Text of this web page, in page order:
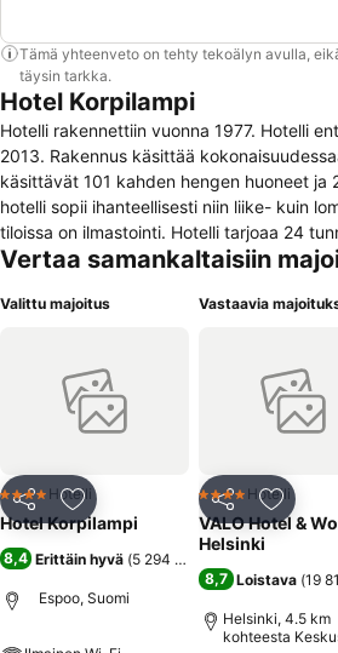
Tämä yhteenveto on tehty tekoälyn avulla,
täysin tarkka.
Hotel Korpilampi
Hotelli rakennettiin vuonna 1977. Hotelli
2013. Rakennus käsittää
käsittävät 101 kahden hengen huoneet ja
hotelli sopii ihanteellisesti niin liike- kuin
tiloissa on ilmastointi. Hotelli tarjoaa 24
Hotelli tarjoaa asiakkailleen turvallisen
säilyttämistä varten. Hotelli tarjoaa
kuuluvuus kattaa koko Hotelli. Vierailla
yhteys, jolla he voivat olla yhteydessä
oleskelevilla on käytössään
Vertaa samankaltaisiin
Valittu majoitus
Jaa Lisää suosikkeihin
4 Tähtiluokitus
Hotelli
Hotel Korpilampi
8,4 Erittäin hyvä (5 294 arviota
Espoo, Suomi
Vastaavia
Jaa Lisää
4 Tähtiluokitus
Hotelli
VALO Hotel &
Helsinki
8,7 Loistava (19
Helsinki, 4.5 km
kohteesta